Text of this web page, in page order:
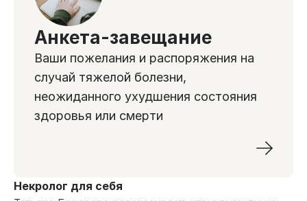
Анкета-завещание
Ваши пожелания и распоряжения на
случай тяжелой болезни,
неожиданного ухудшения состояния
здоровья или смерти
Некролог для себя